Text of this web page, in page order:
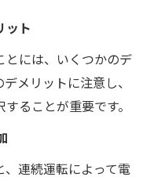
ット
とには、いくつかのデ
メリットに注意し、
ることが重要です。
連続運転によって電